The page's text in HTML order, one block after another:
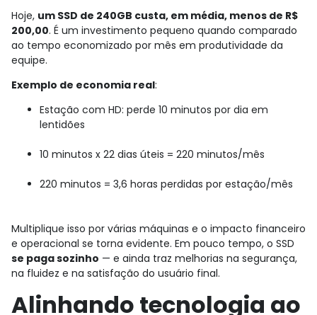
Hoje, um SSD de 240GB custa, em média, menos de R$
200,00. É um investimento pequeno quando comparado
ao tempo economizado por mês em produtividade da
equipe.
Exemplo de economia real:
Estação com HD: perde 10 minutos por dia em
lentidões
10 minutos x 22 dias úteis = 220 minutos/mês
220 minutos = 3,6 horas perdidas por estação/mês
Multiplique isso por várias máquinas e o impacto financeiro
e operacional se torna evidente. Em pouco tempo, o SSD
se paga sozinho — e ainda traz melhorias na segurança,
na fluidez e na satisfação do usuário final.
Alinhando tecnologia ao